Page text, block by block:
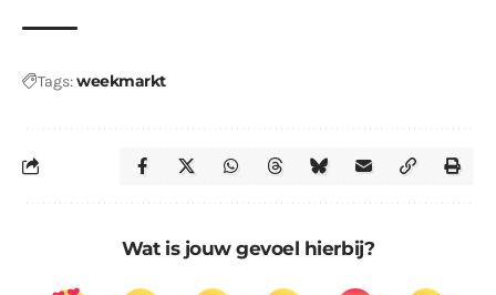
Tags:weekmarkt
Wat is jouw gevoel hierbij?